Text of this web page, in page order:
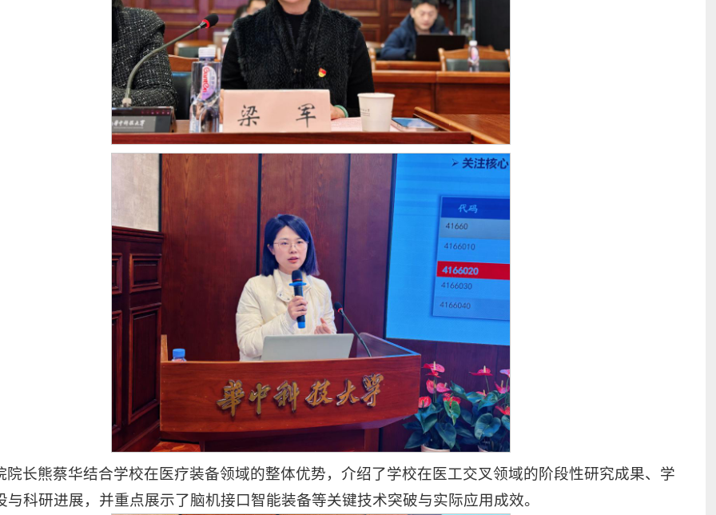
院长熊蔡华结合学校在医疗装备领域的整体优势，介绍了学校在医工交叉领域的阶段性研究成果、学
与科研进展，并重点展示了脑机接口智能装备等关键技术突破与实际应用成效。